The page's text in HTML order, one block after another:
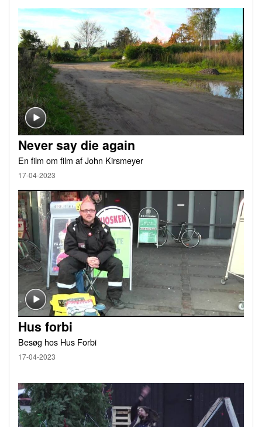
Never say die again
En film om film af John Kirsmeyer
17-04-2023
Hus forbi
Besøg hos Hus Forbi
17-04-2023